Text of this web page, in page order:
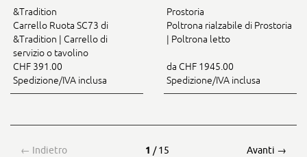
&Tradition
Carrello Ruota SC73 di
&Tradition | Carrello di
servizio o tavolino
CHF 391.00
Spedizione/IVA inclusa
Prostoria
Poltrona rialzabile di Prostoria
| Poltrona letto
da CHF 1945.00
Spedizione/IVA inclusa
← Indietro 1 / 15 Avanti →